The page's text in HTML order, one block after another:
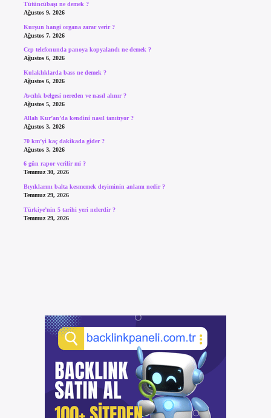
Tütüncübaşı ne demek ?
Ağustos 9, 2026
Kurşun hangi organa zarar verir ?
Ağustos 7, 2026
Cep telefonunda panoya kopyalandı ne demek ?
Ağustos 6, 2026
Kulaklıklarda bass ne demek ?
Ağustos 6, 2026
Avcılık belgesi nereden ve nasıl alınır ?
Ağustos 5, 2026
Allah Kur’an’da kendini nasıl tanıtıyor ?
Ağustos 3, 2026
70 km’yi kaç dakikada gider ?
Ağustos 3, 2026
6 gün rapor verilir mi ?
Temmuz 30, 2026
Bıyıklarını balta kesmemek deyiminin anlamı nedir ?
Temmuz 29, 2026
Türkiye’nin 5 tarihi yeri nelerdir ?
Temmuz 29, 2026